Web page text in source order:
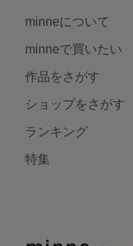
minneについて
minneで買いたい
作品をさがす
ショップをさがす
ランキング
特集